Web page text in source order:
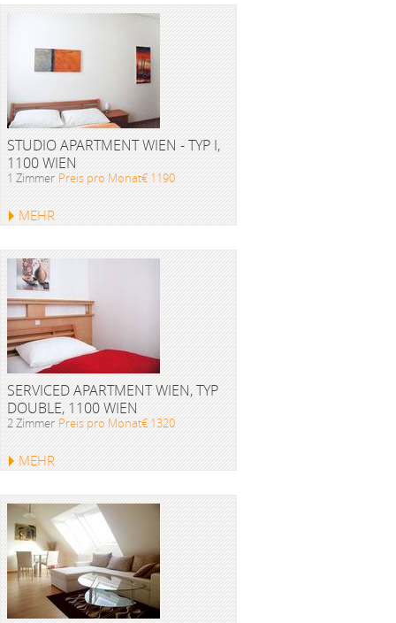
STUDIO APARTMENT WIEN - TYP I,
1100 WIEN
1 Zimmer Preis pro Monat€ 1190
MEHR
SERVICED APARTMENT WIEN, TYP
DOUBLE, 1100 WIEN
2 Zimmer Preis pro Monat€ 1320
MEHR